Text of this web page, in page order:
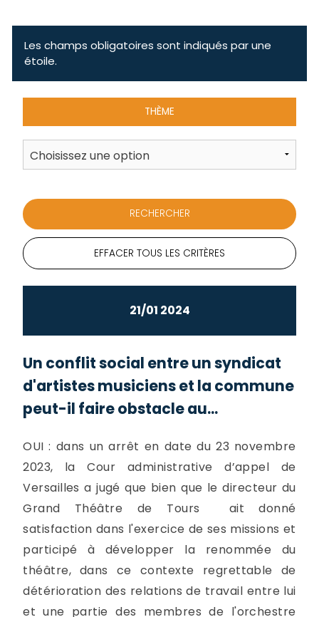
Les champs obligatoires sont indiqués par une
étoile.
THÈME
EFFACER TOUS LES CRITÈRES
21/01 2024
Un conflit social entre un syndicat
d'artistes musiciens et la commune
peut-il faire obstacle au...
OUI : dans un arrêt en date du 23 novembre
2023, la Cour administrative d’appel de
Versailles a jugé que bien que le directeur du
Grand Théâtre de Tours ait donné
satisfaction dans l'exercice de ses missions et
participé à développer la renommée du
théâtre, dans ce contexte regrettable de
détérioration des relations de travail entre lui
et une partie des membres de l'orchestre